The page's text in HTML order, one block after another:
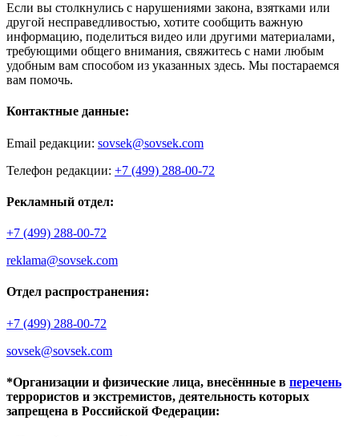
Если вы столкнулись с нарушениями закона, взятками или
другой несправедливостью, хотите сообщить важную
информацию, поделиться видео или другими материалами,
требующими общего внимания, свяжитесь с нами любым
удобным вам способом из указанных здесь. Мы постараемся
вам помочь.
Контактные данные:
Email редакции: sovsek@sovsek.com
Телефон редакции: +7 (499) 288-00-72
Рекламный отдел:
+7 (499) 288-00-72
reklama@sovsek.com
Отдел распространения:
+7 (499) 288-00-72
sovsek@sovsek.com
*Организации и физические лица, внесённные в перечень
террористов и экстремистов, деятельность которых
запрещена в Российской Федерации: